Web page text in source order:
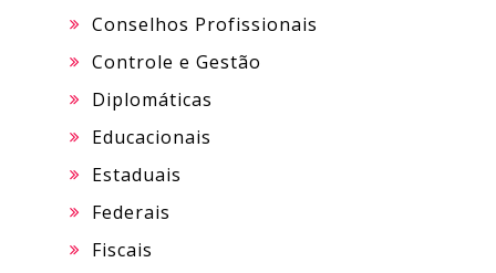
Conselhos Profissionais
Controle e Gestão
Diplomáticas
Educacionais
Estaduais
Federais
Fiscais